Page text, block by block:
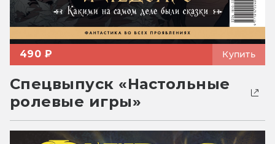
490 ₽ Купить
Спецвыпуск «Настольные
ролевые игры»